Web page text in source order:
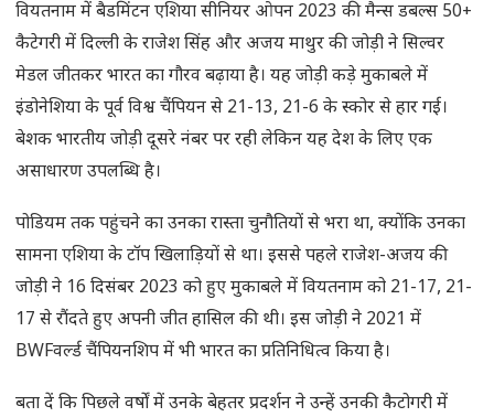
वियतनाम में बैडमिंटन एशिया सीनियर ओपन 2023 की मैन्स डबल्स 50+
कैटेगरी में दिल्ली के राजेश सिंह और अजय माथुर की जोड़ी ने सिल्वर
मेडल जीतकर भारत का गौरव बढ़ाया है। यह जोड़ी कड़े मुकाबले में
इंडोनेशिया के पूर्व विश्व चैंपियन से 21-13, 21-6 के स्कोर से हार गई।
बेशक भारतीय जोड़ी दूसरे नंबर पर रही लेकिन यह देश के लिए एक
असाधारण उपलब्धि है।
पोडियम तक पहुंचने का उनका रास्ता चुनौतियों से भरा था, क्योंकि उनका
सामना एशिया के टॉप खिलाड़ियों से था। इससे पहले राजेश-अजय की
जोड़ी ने 16 दिसंबर 2023 को हुए मुकाबले में वियतनाम को 21-17, 21-
17 से रौंदते हुए अपनी जीत हासिल की थी। इस जोड़ी ने 2021 में
BWFवर्ल्ड चैंपियनशिप में भी भारत का प्रतिनिधित्व किया है।
बता दें कि पिछले वर्षों में उनके बेहतर प्रदर्शन ने उन्हें उनकी कैटोगरी में